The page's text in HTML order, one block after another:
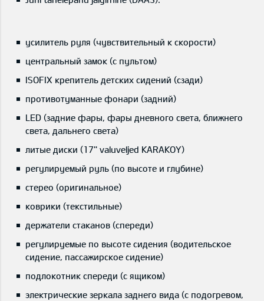
усилитель руля (чувствительный к скорости)
центральный замок (с пультом)
ISOFIX крепитель детских сидений (сзади)
противотуманные фонари (задний)
LED (задние фары, фары дневного света, ближнего
света, дальнего света)
литые диски (17'' valuveljed KARAKOY)
регулируемый руль (по высоте и глубине)
стерео (оригинальное)
коврики (текстильные)
держатели стаканов (спереди)
регулируемые по высоте сидения (водительское
сидение, пассажирское сидение)
подлокотник спереди (с ящиком)
электрические зеркала заднего вида (с подогревом,